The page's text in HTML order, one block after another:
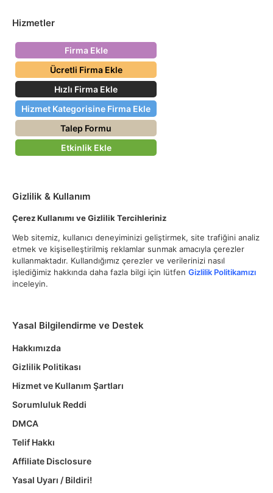
Hizmetler
Firma Ekle
Ücretli Firma Ekle
Hızlı Firma Ekle
Hizmet Kategorisine Firma Ekle
Talep Formu
Etkinlik Ekle
Gizlilik & Kullanım
Çerez Kullanımı ve Gizlilik Tercihleriniz
Web sitemiz, kullanıcı deneyiminizi geliştirmek, site trafiğini analiz
etmek ve kişiselleştirilmiş reklamlar sunmak amacıyla çerezler
kullanmaktadır. Kullandığımız çerezler ve verilerinizi nasıl
işlediğimiz hakkında daha fazla bilgi için lütfen Gizlilik Politikamızı
inceleyin.
Yasal Bilgilendirme ve Destek
Hakkımızda
Gizlilik Politikası
Hizmet ve Kullanım Şartları
Sorumluluk Reddi
DMCA
Telif Hakkı
Affiliate Disclosure
Yasal Uyarı / Bildiri!